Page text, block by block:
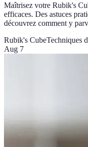
Maîtrisez votre Rubik's
efficaces. Des astuces
découvrez comment y
Rubik's CubeTechniques
Aug 7